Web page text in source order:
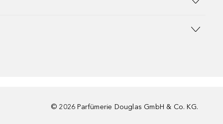
© 2026 Parfümerie Douglas GmbH & Co. KG.